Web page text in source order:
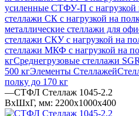
усиленные СТФУ-П с нагрузкой
стеллажи СК с нагрузкой на
металлические стеллажи для
стеллажи СКУ с нагрузкой на
стеллажи МКФ с нагрузкой на
кгСреднегрузовые стеллажи
500 кгЭлементы Стеллажей
полку до 170 кг
—СТФЛ Стеллаж 1045-2.2
ВхШхГ, мм: 2200x1000x400